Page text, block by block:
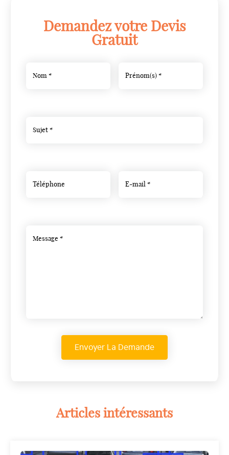
Demandez votre Devis
Gratuit
Articles intéressants